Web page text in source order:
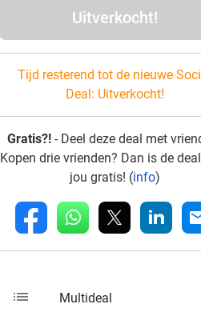
Uitverkocht!
Tijd resterend tot de nieuwe
Deal: Uitverkocht!
Gratis?! - Deel deze deal met
Kopen drie vrienden? Dan is de
jou gratis! (info)
fb whatsapp linkedin
list Multideal